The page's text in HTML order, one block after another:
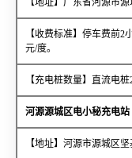
【地址】广东省河源市
【收费标准】停车费前2
元/度。
【充电桩数量】直流电
河源源城区电小秘充电站
【地址】河源市源城区坚